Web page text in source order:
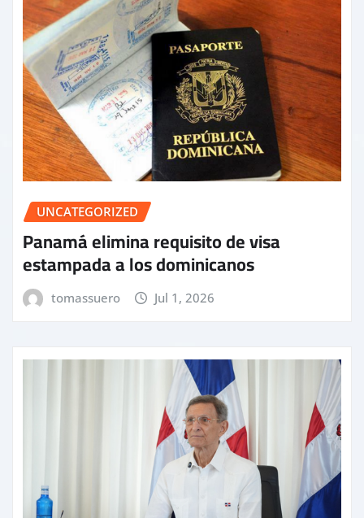
UNCATEGORIZED
Panamá elimina requisito de visa
estampada a los dominicanos
tomassuero Jul 1, 2026